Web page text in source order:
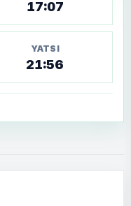
17:07
YATSI
21:56